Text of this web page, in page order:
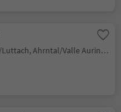
Lutago/Luttach, Ahrntal/Valle Aurina, Ahrntal/Valle Aurina